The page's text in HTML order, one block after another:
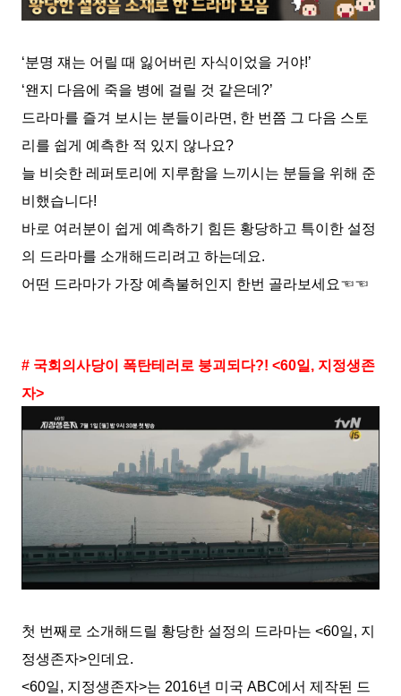
‘분명 쟤는 어릴 때 잃어버린 자식이었을 거야!’
‘왠지 다음에 죽을 병에 걸릴 것 같은데?’
드라마를 즐겨 보시는 분들이라면, 한 번쯤 그 다음 스토
리를 쉽게 예측한 적 있지 않나요?
늘 비슷한 레퍼토리에 지루함을 느끼시는 분들을 위해 준
비했습니다!
바로 여러분이 쉽게 예측하기 힘든 황당하고 특이한 설정
의 드라마를 소개해드리려고 하는데요.
어떤 드라마가 가장 예측불허인지 한번 골라보세요☜☜
# 국회의사당이 폭탄테러로 붕괴되다?! <60일, 지정생존
자>
첫 번째로 소개해드릴 황당한 설정의 드라마는 <60일, 지
정생존자>인데요.
<60일, 지정생존자>는 2016년 미국 ABC에서 제작된 드